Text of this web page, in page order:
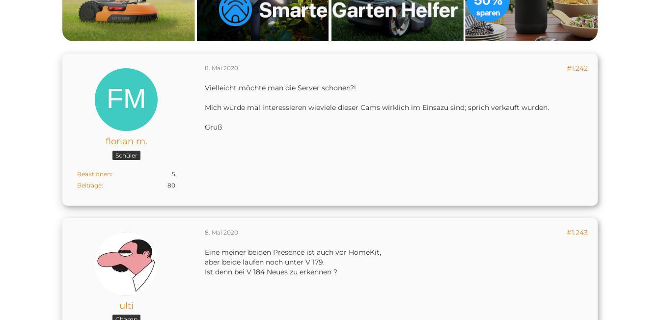
florian m.
Schüler
Reaktionen
5
Beiträge
80
8. Mai 2020 #1.242
Vielleicht möchte man die Server schonen?!
Mich würde mal interessieren wieviele dieser Cams wirklich im Einsazu sind; sprich verkauft wurden.
Gruß
ulti
8. Mai 2020 #1.243
Eine meiner beiden Presence ist auch vor HomeKit,
aber beide laufen noch unter V 179.
Ist denn bei V 184 Neues zu erkennen ?